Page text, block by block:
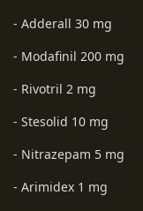
- Adderall 30 mg
- Modafinil 200 mg
- Rivotril 2 mg
- Stesolid 10 mg
- Nitrazepam 5 mg
- Arimidex 1 mg